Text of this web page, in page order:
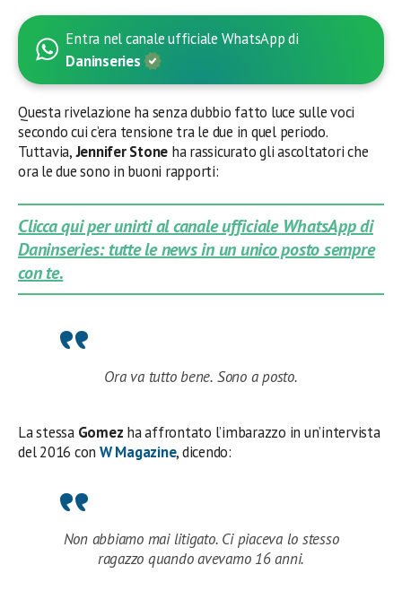
Entra nel canale ufficiale WhatsApp di
Daninseries
Questa rivelazione ha senza dubbio fatto luce sulle voci
secondo cui c’era tensione tra le due in quel periodo.
Tuttavia,Jennifer Stone ha rassicurato gli ascoltatori che
ora le due sono in buoni rapporti:
Clicca qui per unirti al canale ufficiale WhatsApp di
Daninseries: tutte le news in un unico posto sempre
con te.
Ora va tutto bene. Sono a posto.
La stessa Gomez ha affrontato l’imbarazzo in un’intervista
del 2016 con W Magazine, dicendo:
Non abbiamo mai litigato. Ci piaceva lo stesso
ragazzo quando avevamo 16 anni.